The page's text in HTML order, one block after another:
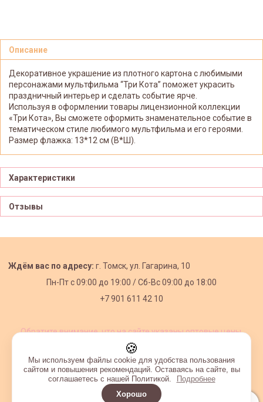
Описание
Декоративное украшение из плотного картона с любимыми
персонажами мультфильма “Три Кота” поможет украсить
праздничный интерьер и сделать событие ярче.
Используя в оформлении товары лицензионной коллекции
«Три Кота», Вы сможете оформить знаменательное событие в
тематическом стиле любимого мультфильма и его героями.
Размер флажка: 13*12 см (В*Ш).
Характеристики
Отзывы
Ждём вас по адресу: г. Томск, ул. Гагарина, 10
Пн-Пт с09:00 до 19:00 /Сб-Вс 09:00 до 18:00
+7 901 611 42 10
Обратите внимание, что на сайте указаны оптовые цены,
🍪
Мы используем файлы cookie для удобства пользования
сайтом и повышения рекомендаций. Оставаясь на сайте, вы
соглашаетесь с нашей Политикой.
Подробнее
Хорошо